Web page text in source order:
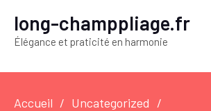
long-champpliage.fr
Élégance et praticité en harmonie
Accueil
Uncategorized